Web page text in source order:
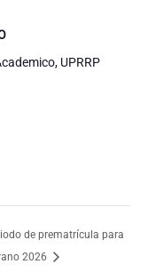
UPRRP
de prematrícula para
2026